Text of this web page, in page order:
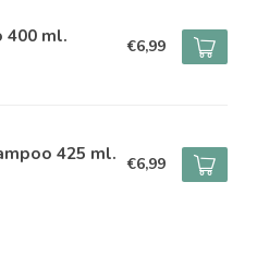
400 ml. €6,99
425 ml. €6,99